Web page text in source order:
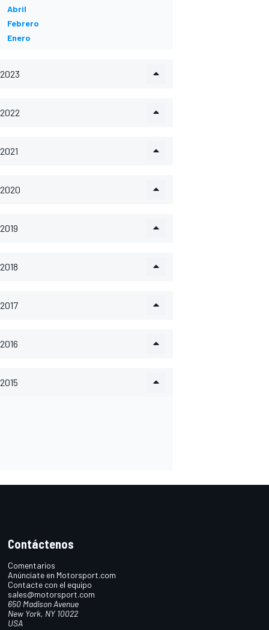
Abril
Febrero
Enero
2023
2022
2021
2020
2019
2018
2017
2016
2015
Contáctenos
Comentarios
Anúnciate en Motorsport.com
Contacte con el equipo
sales@motorsport.com
650 Madison Avenue
New York, NY 10022
USA